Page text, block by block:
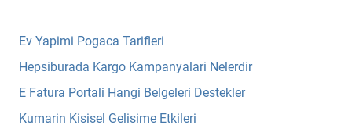
Ev Yapimi Pogaca Tarifleri
Hepsiburada Kargo Kampanyalari Nelerdir
E Fatura Portali Hangi Belgeleri Destekler
Kumarin Kisisel Gelisime Etkileri